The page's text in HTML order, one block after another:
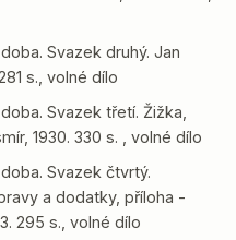
Svazek druhý. Jan
s., volné dílo
Svazek třetí. Žižka,
1930. 330 s. , volné dílo
Svazek čtvrtý.
a dodatky, příloha -
295 s., volné dílo